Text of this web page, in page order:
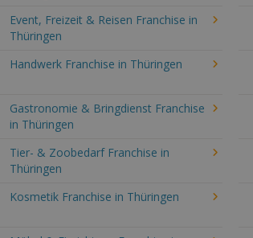
Event, Freizeit & Reisen Franchise in
Thüringen
Handwerk Franchise in Thüringen
Gastronomie & Bringdienst Franchise
in Thüringen
Tier- & Zoobedarf Franchise in
Thüringen
Kosmetik Franchise in Thüringen